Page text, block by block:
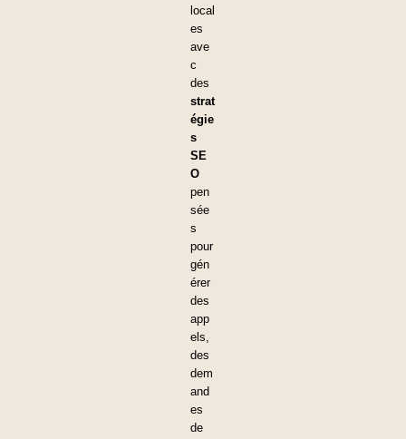
local
es
ave
c
des
strat
égie
s
SE
O
pen
sée
s
pour
gén
érer
des
app
els,
des
dem
and
es
de